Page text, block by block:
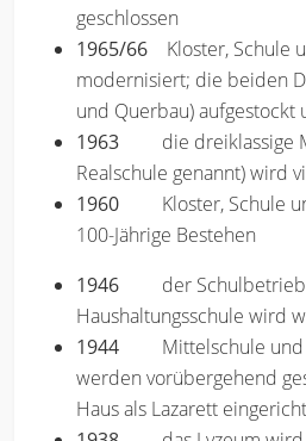
geschlossen
1965/66 Kloster, Schule
modernisiert; die beiden
und Querbau) aufgestockt
1963 die dreiklassige
Realschule genannt) wird
1960 Kloster, Schule
100-Jährige Bestehen
1946 der
Haushaltungsschule wird
1944 Mittelschule
werden vorübergehend
Haus als Lazarett